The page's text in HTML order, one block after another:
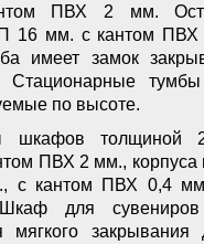
ПВХ 2 мм.
16 мм. с кантом ПВХ
имеет замок
Стационарные
по высоте.
шкафов толщиной
ПВХ 2 мм., корпуса
кантом ПВХ 0,4
для
закрывания